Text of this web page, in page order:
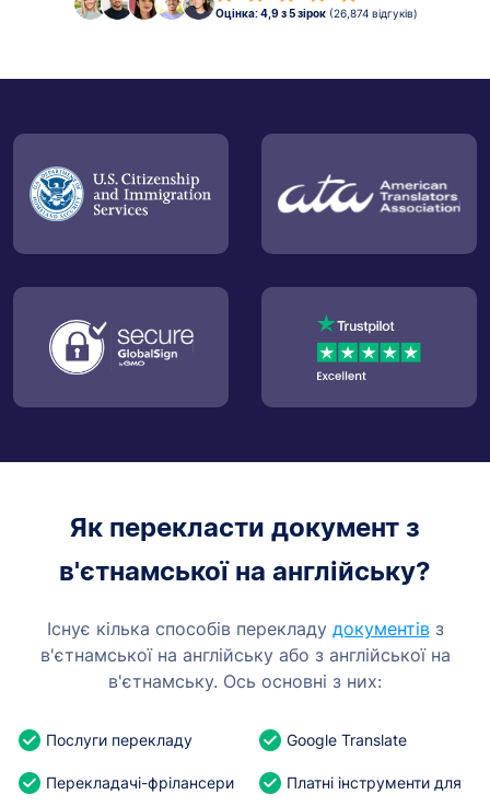
Оцінка: 4,9 з 5 зірок (26,874 відгуків)
Як перекласти документ з
в'єтнамської на англійську?
Існує кілька способів перекладу документівз
в'єтнамської на англійську або з англійської на
в'єтнамську. Ось основні з них:
Послуги перекладу Google Translate
Перекладачі-фрілансери
Платні інструменти для